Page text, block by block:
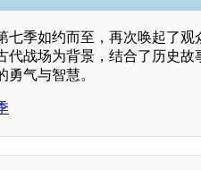
七季如约而至，再次唤起了
代战场为背景，结合了历史
勇气与智慧。